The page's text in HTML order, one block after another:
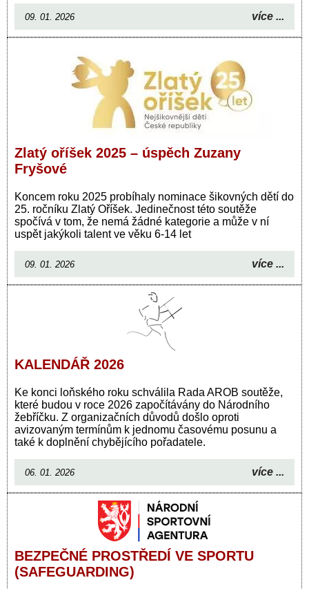
09. 01. 2026 více ...
Zlatý oříšek 2025 – úspěch Zuzany
Fryšové
Koncem roku 2025 probíhaly nominace šikovných dětí do
25. ročníku Zlatý Oříšek. Jedinečnost této soutěže
spočívá v tom, že nemá žádné kategorie a může v ní
uspět jakýkoli talent ve věku 6-14 let
09. 01. 2026 více ...
KALENDÁŘ 2026
Ke konci loňského roku schválila Rada AROB soutěže,
které budou v roce 2026 započítávány do Národního
žebříčku. Z organizačních důvodů došlo oproti
avizovaným termínům k jednomu časovému posunu a
také k doplnění chybějícího pořadatele.
06. 01. 2026 více ...
BEZPEČNÉ PROSTŘEDÍ VE SPORTU
(SAFEGUARDING)